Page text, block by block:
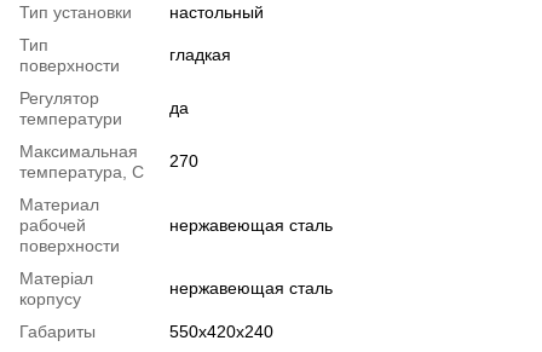
Тип установки
настольный
Тип
поверхности
гладкая
Регулятор
температури
да
Максимальная
температура, С
270
Материал
рабочей
поверхности
нержавеющая сталь
Матеріал
корпусу
нержавеющая сталь
Габариты
550x420x240